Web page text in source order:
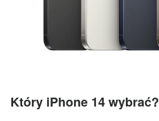
Który iPhone 14 wybrać?